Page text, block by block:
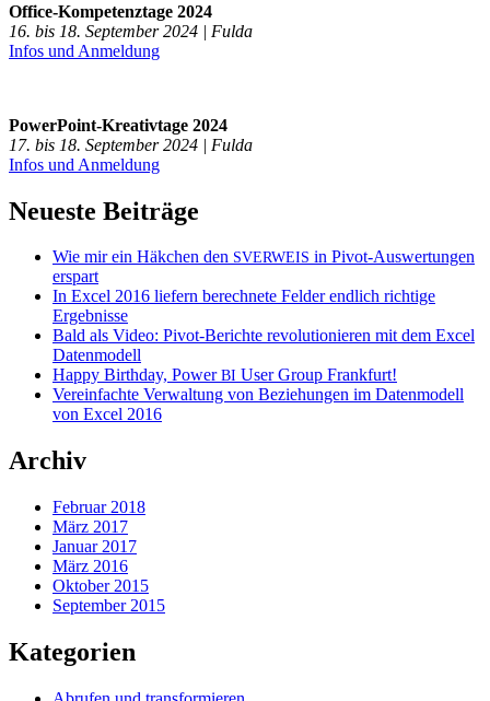
Office-Kompetenztage 2024
16. bis 18. September 2024 | Fulda
Infos und Anmeldung
PowerPoint-Kreativtage 2024
17. bis 18. September 2024 | Fulda
Infos und Anmeldung
Neueste Beiträge
Wie mir ein Häkchen den SVERWEIS in Pivot-Auswertungen
erspart
In Excel 2016 liefern berechnete Felder endlich richtige
Ergebnisse
Bald als Video: Pivot-Berichte revolutionieren mit dem Excel
Datenmodell
Happy Birthday, PowerBI User Group Frankfurt!
Vereinfachte Verwaltung von Beziehungen im Datenmodell
von Excel 2016
Archiv
Februar 2018
März 2017
Januar 2017
März 2016
Oktober 2015
September 2015
Kategorien